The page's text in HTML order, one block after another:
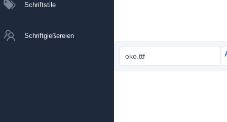
Schriftstile
Schriftgießereien
oko.ttf